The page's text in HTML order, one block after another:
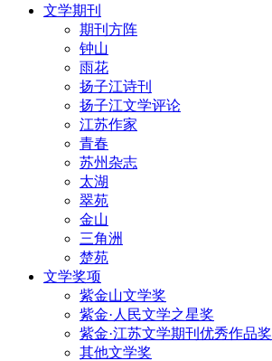
文学期刊
期刊方阵
钟山
雨花
扬子江诗刊
扬子江文学评论
江苏作家
青春
苏州杂志
太湖
翠苑
金山
三角洲
楚苑
文学奖项
紫金山文学奖
紫金·人民文学之星奖
紫金·江苏文学期刊优秀作品奖
其他文学奖